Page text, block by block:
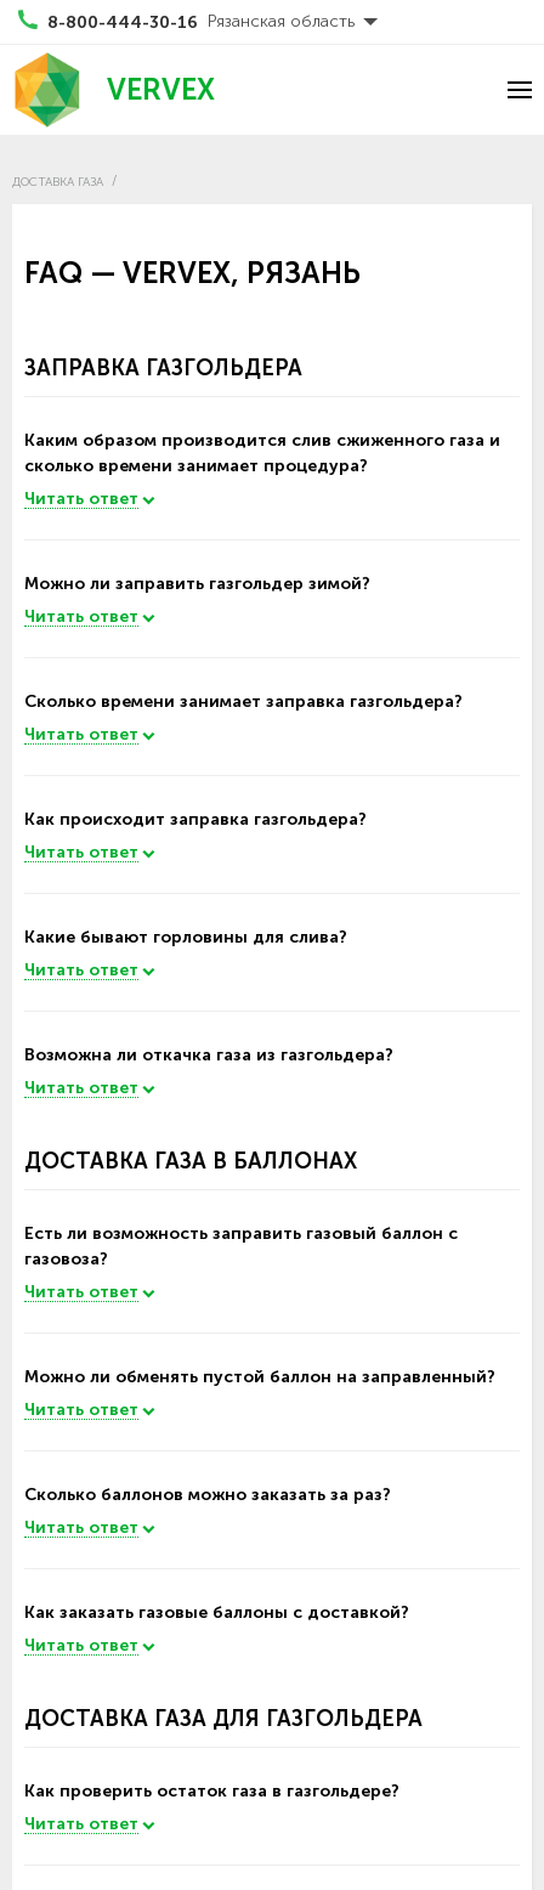
8-800-444-30-16 Рязанская область
VERVEX
ДОСТАВКА ГАЗА
FAQ — VERVEX, РЯЗАНЬ
ЗАПРАВКА ГАЗГОЛЬДЕРА
Каким образом производится слив сжиженного газа и
сколько времени занимает процедура?
Читать ответ
Можно ли заправить газгольдер зимой?
Читать ответ
Сколько времени занимает заправка газгольдера?
Читать ответ
Как происходит заправка газгольдера?
Читать ответ
Какие бывают горловины для слива?
Читать ответ
Возможна ли откачка газа из газгольдера?
Читать ответ
ДОСТАВКА ГАЗА В БАЛЛОНАХ
Есть ли возможность заправить газовый баллон с
газовоза?
Читать ответ
Можно ли обменять пустой баллон на заправленный?
Читать ответ
Сколько баллонов можно заказать за раз?
Читать ответ
Как заказать газовые баллоны с доставкой?
Читать ответ
ДОСТАВКА ГАЗА ДЛЯ ГАЗГОЛЬДЕРА
Как проверить остаток газа в газгольдере?
Читать ответ